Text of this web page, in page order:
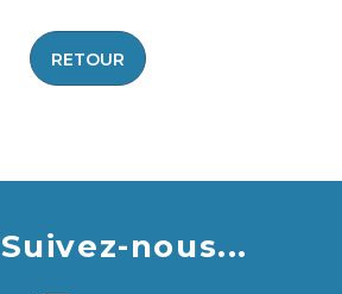
RETOUR
Suivez-nous...